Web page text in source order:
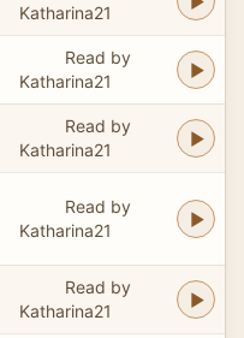
Katharina21
Read by
Katharina21
Read by
Katharina21
Read by
Katharina21
Read by
Katharina21